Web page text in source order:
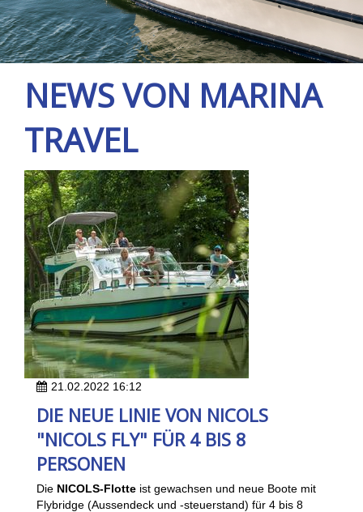
NEWS VON MARINA
TRAVEL
21.02.2022 16:12
DIE NEUE LINIE VON NICOLS
"NICOLS FLY" FÜR 4 BIS 8
PERSONEN
Die NICOLS-Flotte ist gewachsen und neue Boote mit
Flybridge (Aussendeck und -steuerstand) für 4 bis 8